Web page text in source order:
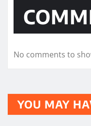
No comments to
YOU MAY